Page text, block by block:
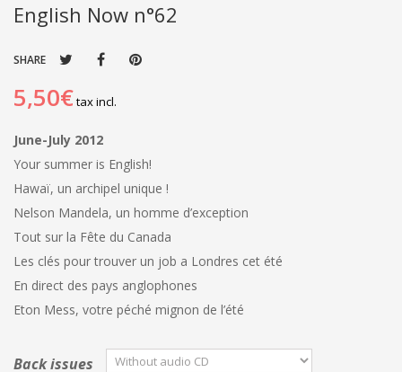
English Now n°62
SHARE
5,50€tax incl.
June-July 2012
Your summer is English!
Hawaï, un archipel unique !
Nelson Mandela, un homme d’exception
Tout sur la Fête du Canada
Les clés pour trouver un job a Londres cet été
En direct des pays anglophones
Eton Mess, votre péché mignon de l’été
Back issues